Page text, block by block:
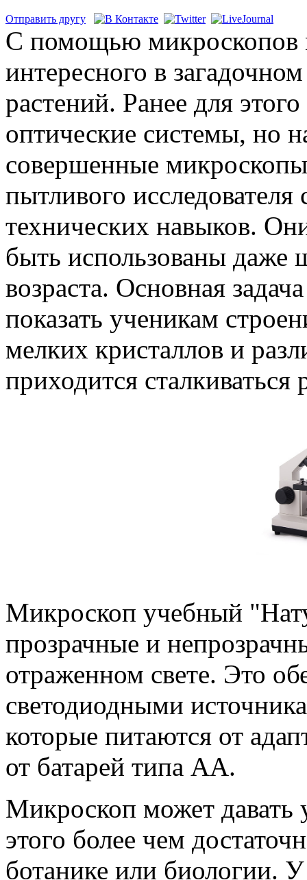
Отправить другу
С помощью микроскопов
интересного в
растений. Ранее для
оптические системы, но
совершенные
пытливого
технических навыков.
быть использованы даже
возраста. Основная
показать ученикам
мелких кристаллов и
приходится
Микроскоп учебный
прозрачные и
отраженном свете. Это
светодиодными
которые питаются от
от батарей типа AA.
Микроскоп может давать
этого более чем
ботанике или биологии.